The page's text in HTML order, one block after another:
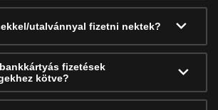
utalvánnyal fizetni nektek?
fizetések
kötve?